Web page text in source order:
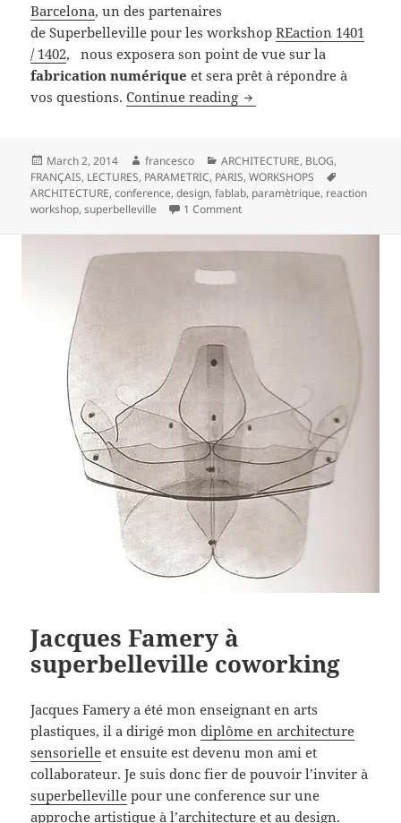
Barcelona, un des partenaires
de Superbelleville pour les workshopREaction 1401
/ 1402, nous exposera son point de vue sur la
fabrication numérique et sera prêt à répondre à
vos questions.Continue reading Open Lecture sur la
Posted
on
March 2, 2014 Author
francesco Categories
ARCHITECTURE, BLOG,
FRANÇAIS, LECTURES, PARAMETRIC, PARIS,WORKSHOPS
ARCHITECTURE,conference,design,fablab, paramètrique, reaction
workshop,superbelleville 1 Commenton Open Lecture sur la
Jacques Famery à
superbelleville coworking
Jacques Famery a été mon enseignant en arts
plastiques, il a dirigé mondiplôme en architecture
sensorielle et ensuite est devenu mon ami et
collaborateur. Je suis donc fier de pouvoir l’inviter à
superbelleville pour une conference sur une
approche artistique à l’architecture et au design.